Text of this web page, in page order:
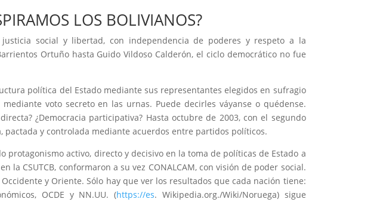
LOS BOLIVIANOS?
social y libertad, con independencia de poderes y respeto a la
Ortuño hasta Guido Vildoso Calderón, el ciclo democrático no fue
política del Estado mediante sus representantes elegidos en sufragio
voto secreto en las urnas. Puede decirles váyanse o quédense.
¿Democracia participativa? Hasta octubre de 2003, con el segundo
pactada y controlada mediante acuerdos entre partidos políticos.
activo, directo y decisivo en la toma de políticas de Estado a
CSUTCB, conformaron a su vez CONALCAM, con visión de poder social.
y Oriente. Sólo hay que ver los resultados que cada nación tiene:
OCDE y NN.UU. (https://es. Wikipedia.org./Wiki/Noruega) sigue